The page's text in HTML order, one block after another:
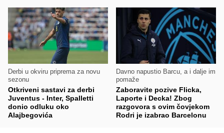
Derbi u okviru priprema za novu
sezonu
Otkriveni sastavi za derbi
Juventus - Inter, Spalletti
donio odluku oko
Alajbegovića
Davno napustio Barcu, a i dalje im
pomaže
Zaboravite pozive Flicka,
Laporte i Decka! Zbog
razgovora s ovim čovjekom
Rodri je izabrao Barcelonu